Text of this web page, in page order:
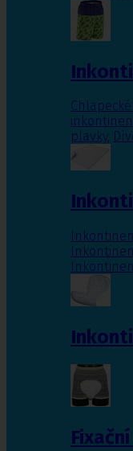
plavky,